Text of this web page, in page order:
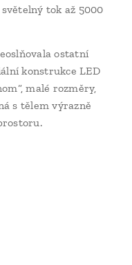
tok až 5000
ostatní
konstrukce LED
malé rozměry,
s tělem výrazně